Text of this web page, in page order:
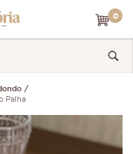
0
Palha